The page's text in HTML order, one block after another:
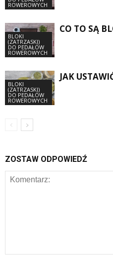
ROWEROWYCH
BLOKI
(ZATRZASKI)
DO PEDAŁÓW
ROWEROWYCH
CO TO SĄ
BLOKI
(ZATRZASKI)
DO PEDAŁÓW
ROWEROWYCH
JAK
ZOSTAW ODPOWIEDŹ